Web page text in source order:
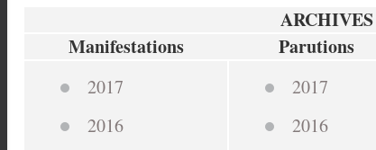
Manifestations
Parutions
2017
2016
2017
2016